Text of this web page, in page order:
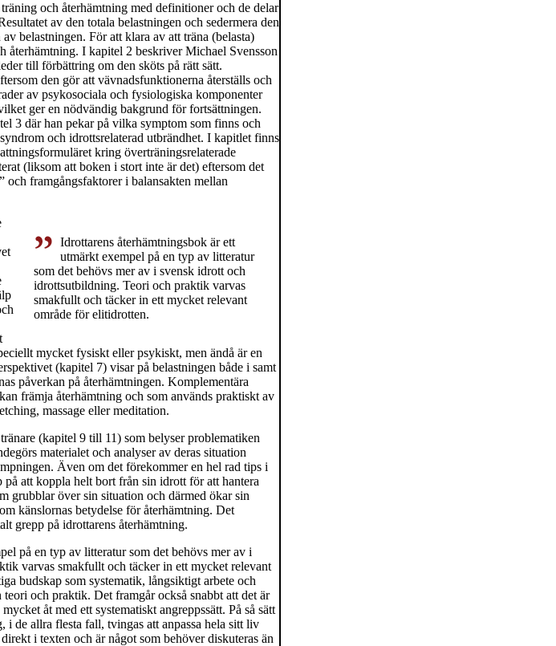
och återhämtning med definitioner och de delar
av den totala belastningen och sedermera den
belastningen. För att klara av att träna (belasta)
återhämtning. I kapitel 2 beskriver Michael Svensson
till förbättring om den sköts på rätt sätt.
den gör att vävnadsfunktionerna återställs och
av psykosociala och fysiologiska komponenter
ger en nödvändig bakgrund för fortsättningen.
3 där han pekar på vilka symptom som finns och
och idrottsrelaterad utbrändhet. I kapitlet finns
kring överträningsrelaterade
(liksom att boken i stort inte är det) eftersom det
och framgångsfaktorer i balansakten mellan
Idrottarens återhämtningsbok är ett
utmärkt exempel på en typ av litteratur
som det behövs mer av i svensk idrott och
idrottsutbildning. Teori och praktik varvas
smakfullt och täcker in ett mycket relevant
område för elitidrotten.
mycket fysiskt eller psykiskt, men ändå är en
(kapitel 7) visar på belastningen både i samt
påverkan på återhämtningen. Komplementära
främja återhämtning och som används praktiskt av
massage eller meditation.
(kapitel 9 till 11) som belyser problematiken
materialet och analyser av deras situation
Även om det förekommer en hel rad tips i
att koppla helt bort från sin idrott för att hantera
grubblar över sin situation och därmed ökar sin
känslornas betydelse för återhämtning. Det
grepp på idrottarens återhämtning.
på en typ av litteratur som det behövs mer av i
varvas smakfullt och täcker in ett mycket relevant
budskap som systematik, långsiktigt arbete och
och praktik. Det framgår också snabbt att det är
åt med ett systematiskt angreppssätt. På så sätt
de allra flesta fall, tvingas att anpassa hela sitt liv
i texten och är något som behöver diskuteras än